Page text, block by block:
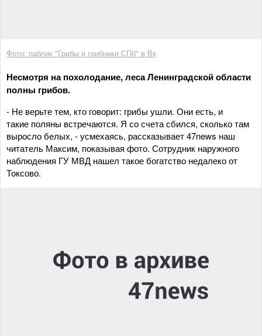
Фото: паблик "Грибы и грибники СПб" в Вк
Несмотря на похолодание, леса Ленинградской области
полны грибов.
- Не верьте тем, кто говорит: грибы ушли. Они есть, и
такие поляны встречаются. Я со счета сбился, сколько там
выросло белых, - усмехаясь, рассказывает 47news наш
читатель Максим, показывая фото. Сотрудник наружного
наблюдения ГУ МВД нашел такое богатство недалеко от
Токсово.